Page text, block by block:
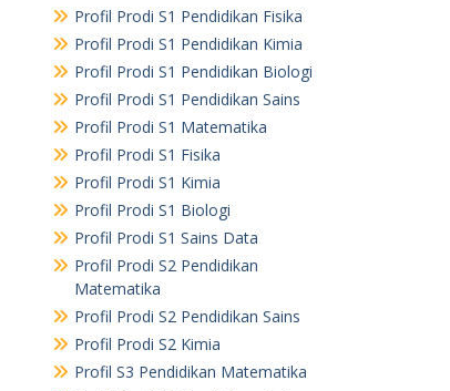
Profil Prodi S1 Pendidikan Fisika
Profil Prodi S1 Pendidikan Kimia
Profil Prodi S1 Pendidikan Biologi
Profil Prodi S1 Pendidikan Sains
Profil Prodi S1 Matematika
Profil Prodi S1 Fisika
Profil Prodi S1 Kimia
Profil Prodi S1 Biologi
Profil Prodi S1 Sains Data
Profil Prodi S2 Pendidikan
Matematika
Profil Prodi S2 Pendidikan Sains
Profil Prodi S2 Kimia
Profil S3 Pendidikan Matematika